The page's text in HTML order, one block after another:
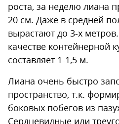
роста, за неделю лиана
20 см. Даже в средней
вырастают до 3-х
качестве контейнерной
составляет 1-1,5 м.
Лиана очень быстро
пространство, т.к.
боковых побегов из
Сердцевидные или